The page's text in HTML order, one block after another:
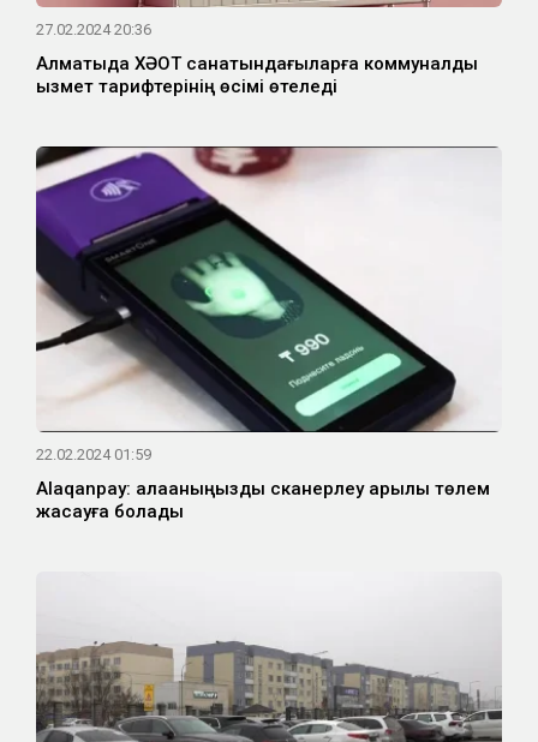
27.02.2024 20:36
Алматыда ХӘОТ санатындағыларға коммуналдық
қызмет тарифтерінің өсімі өтеледі
22.02.2024 01:59
Аlaqanpay: алақаныңызды сканерлеу арқылы төлем
жасауға болады